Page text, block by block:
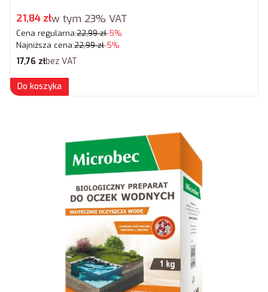
Cena promocyjna brutto
21,84 złw tym 23% VAT
Cena regularna:22,99 zł-5%
Najniższa cena:22,99 zł-5%
Cena netto
17,76 złbez VAT
Do koszyka